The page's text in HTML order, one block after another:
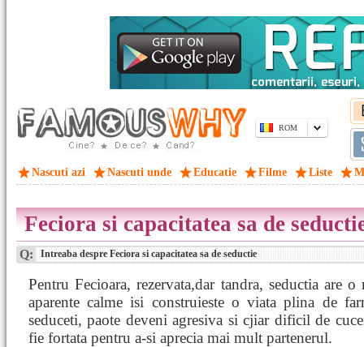
ROM
Nascuti azi Nascuti unde Educatie Filme Liste
Feciora si capacitatea sa de
Q: Intreaba despre Feciora si capacitatea sa de seductie
Pentru Fecioara, rezervata,dar tandra, seductia are
aparente calme isi construieste o viata plina de
seduceti, paote deveni agresiva si cjiar dificil de
fie fortata pentru a-si aprecia mai mult partenerul.